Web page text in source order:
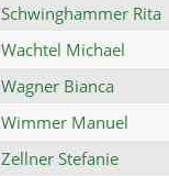
Schwinghammer Rita
Wachtel Michael
Wagner Bianca
Wimmer Manuel
Zellner Stefanie